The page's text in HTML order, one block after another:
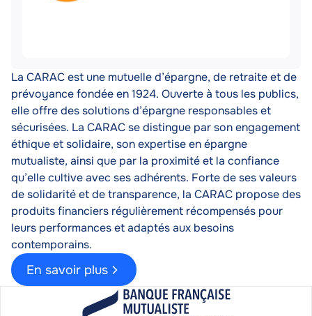
Description
La CARAC est une mutuelle d’épargne, de retraite et de
prévoyance fondée en 1924. Ouverte à tous les publics,
elle offre des solutions d’épargne responsables et
sécurisées. La CARAC se distingue par son engagement
éthique et solidaire, son expertise en épargne
mutualiste, ainsi que par la proximité et la confiance
qu’elle cultive avec ses adhérents. Forte de ses valeurs
de solidarité et de transparence, la CARAC propose des
produits financiers régulièrement récompensés pour
leurs performances et adaptés aux besoins
contemporains.
En savoir plus